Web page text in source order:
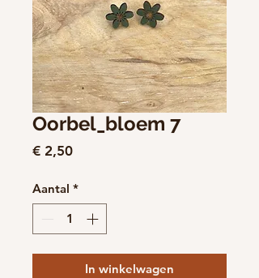
Oorbel_bloem 7
€ 2,50Prijs
Aantal *
In winkelwagen